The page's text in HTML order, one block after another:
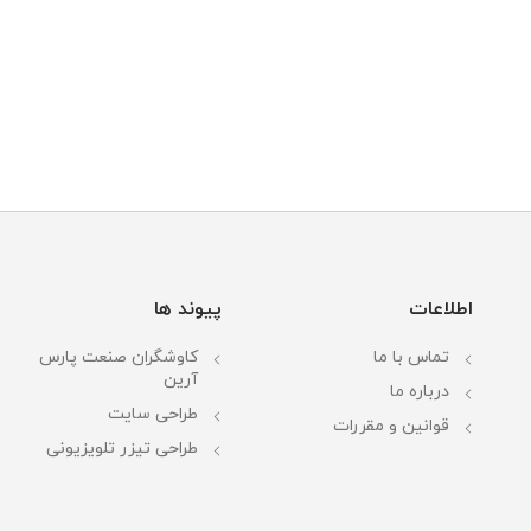
اطلاعات
تماس با ما
درباره ما
قوانین و مقررات
پیوند ها
کاوشگران صنعت پارس
آرین
طراحی سایت
طراحی تیزر تلویزیونی